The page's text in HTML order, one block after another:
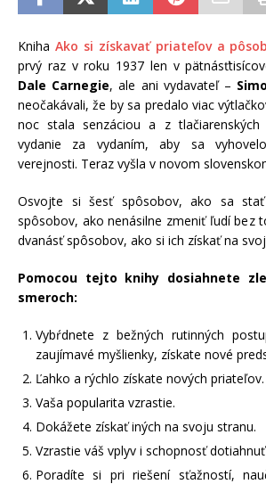
Kniha Ako si získavať priateľov a
prvý raz v roku 1937 len v
Dale Carnegie, ale ani vydavateľ –
neočakávali, že by sa predalo viac
noc stala senzáciou a z tlačiarenských
vydanie za vydaním, aby sa
verejnosti. Teraz vyšla v novom
Osvojte si šesť spôsobov, ako sa stať
spôsobov, ako nenásilne zmeniť ľudí bez
dvanásť spôsobov, ako si ich získať na
Pomocou tejto knihy dosiahnete
smeroch:
Vybŕdnete z bežných rutinných
zaujímavé myšlienky, získate nové
Ľahko a rýchlo získate nových priateľov.
Vaša popularita vzrastie.
Dokážete získať iných na svoju stranu.
Vzrastie váš vplyv i schopnosť
Poradíte si pri riešení sťažností,